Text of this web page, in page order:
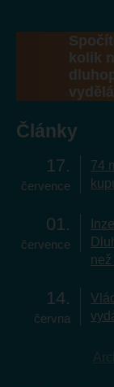
kolik
Články
17
července
74
01
července
14
června